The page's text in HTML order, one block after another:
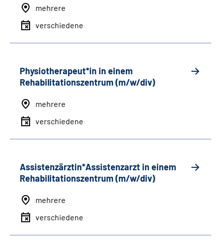
mehrere
verschiedene
Physiotherapeut*in in einem
Rehabilitationszentrum (m/w/div)
mehrere
verschiedene
Assistenzärztin*Assistenzarzt in einem
Rehabilitationszentrum (m/w/div)
mehrere
verschiedene